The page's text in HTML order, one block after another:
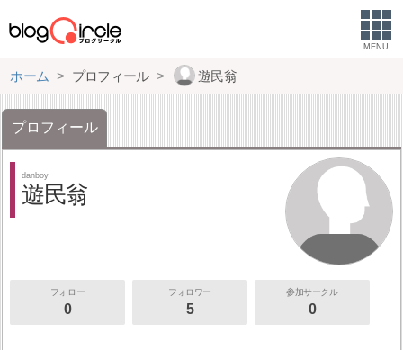
MENU
ホーム プロフィール 遊民翁
プロフィール
danboy
遊民翁
フォロー
0
フォロワー
5
参加サークル
0